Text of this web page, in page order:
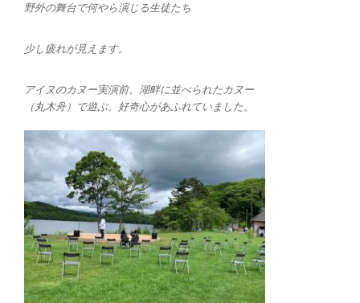
野外の舞台で何やら演じる生徒たち
少し疲れが見えます。
アイヌのカヌー実演前、湖畔に並べられたカヌー
（丸木舟）で遊ぶ。好奇心があふれていました。